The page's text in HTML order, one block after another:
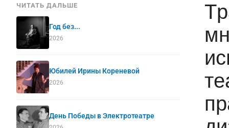
ЧИТАТЬ ДАЛЬШЕ
Год без...
2026
Юбилей Ирины Кореневой
2026
День Победы в Электротеатре